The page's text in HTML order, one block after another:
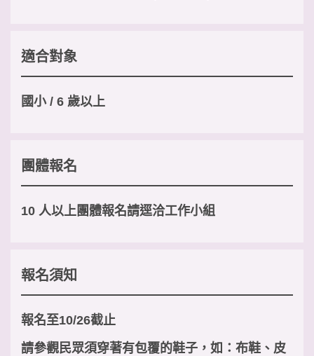
適合對象
國小 / 6 歲以上
團體報名
10 人以上團體報名請逕洽工作小組
報名須知
報名至10/26截止
請參觀民眾須穿著有包覆的鞋子，如：布鞋、皮